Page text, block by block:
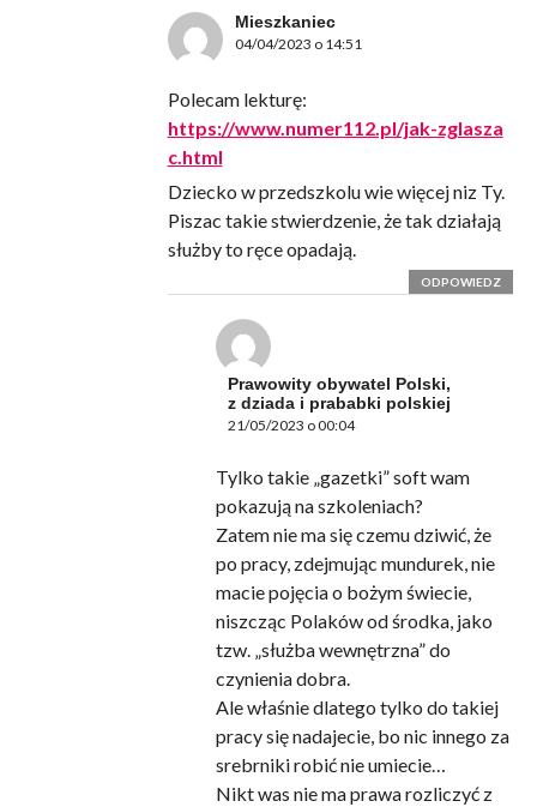
Mieszkaniec
04/04/2023 o 14:51
Polecam lekturę:
https://www.numer112.pl/jak-zglasza
c.html
Dziecko w przedszkolu wie więcej niz Ty.
Piszac takie stwierdzenie, że tak działają
służby to ręce opadają.
ODPOWIEDZ
Prawowity obywatel Polski,
z dziada i prababki polskiej
21/05/2023 o 00:04
Tylko takie „gazetki” soft wam
pokazują na szkoleniach?
Zatem nie ma się czemu dziwić, że
po pracy, zdejmując mundurek, nie
macie pojęcia o bożym świecie,
niszcząc Polaków od środka, jako
tzw. „służba wewnętrzna” do
czynienia dobra.
Ale właśnie dlatego tylko do takiej
pracy się nadajecie, bo nic innego za
srebrniki robić nie umiecie…
Nikt was nie ma prawa rozliczyć z